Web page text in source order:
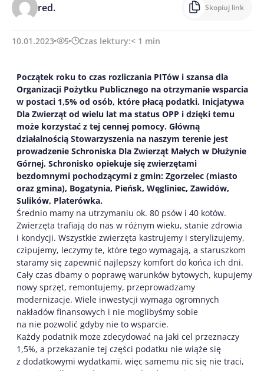
red. Skopiuj link
10.01.2023 5 Czas lektury:< 1 min
Początek roku to czas rozliczania PITów i szansa dla
Organizacji Pożytku Publicznego na otrzymanie wsparcia
w postaci 1,5% od osób, które płacą podatki. Inicjatywa
Dla Zwierząt od wielu lat ma status OPP i dzięki temu
może korzystać z tej cennej pomocy. Główną
działalnością Stowarzyszenia na naszym terenie jest
prowadzenie Schroniska Dla Zwierząt Małych w Dłużynie
Górnej. Schronisko opiekuje się zwierzętami
bezdomnymi pochodzącymi z gmin: Zgorzelec (miasto
oraz gmina), Bogatynia, Pieńsk, Węgliniec, Zawidów,
Sulików, Platerówka.
Średnio mamy na utrzymaniu ok. 80 psów i 40 kotów.
Zwierzęta trafiają do nas w różnym wieku, stanie zdrowia
i kondycji. Wszystkie zwierzęta kastrujemy i sterylizujemy,
czipujemy, leczymy te, które tego wymagają, a staruszkom
staramy się zapewnić najlepszy komfort do końca ich dni.
Cały czas dbamy o poprawę warunków bytowych, kupujemy
nowy sprzęt, remontujemy, przeprowadzamy
modernizacje. Wiele inwestycji wymaga ogromnych
nakładów finansowych i nie moglibyśmy sobie
na nie pozwolić gdyby nie to wsparcie.
Każdy podatnik może zdecydować na jaki cel przeznaczy
1,5%, a przekazanie tej części podatku nie wiąże się
z dodatkowymi wydatkami, więc samemu nic się nie traci,